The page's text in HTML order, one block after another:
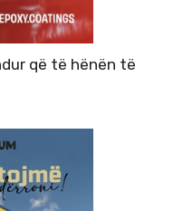
që të hënën të